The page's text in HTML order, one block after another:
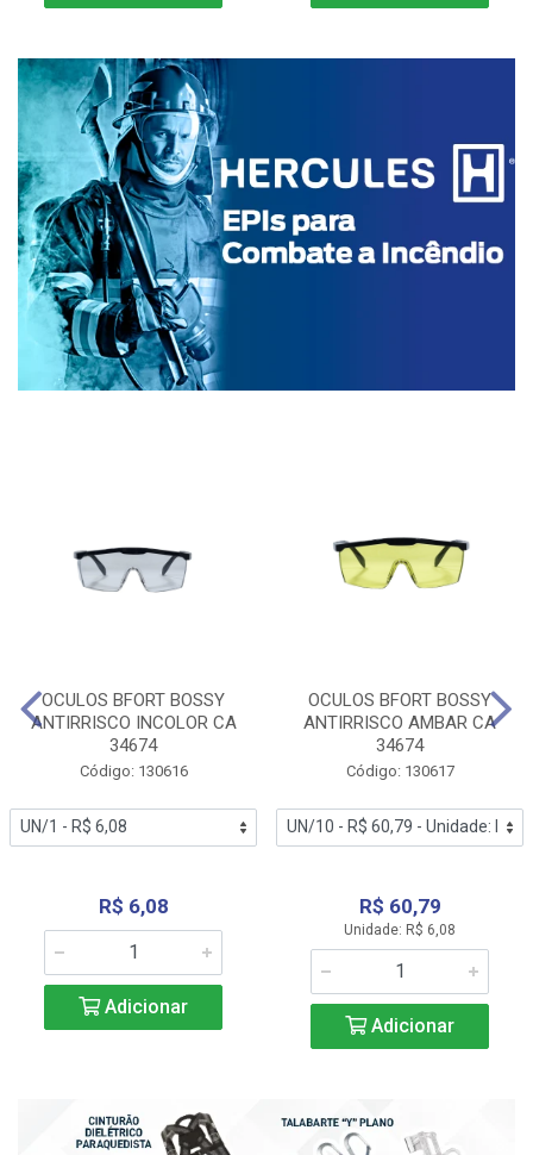
OCULOS BFORT BOSSY
ANTIRRISCO INCOLOR CA
34674
Código: 130616
R$ 6,08
Adicionar
OCULOS BFORT BOSSY
ANTIRRISCO AMBAR CA
34674
Código: 130617
R$ 60,79
Unidade: R$ 6,08
Adicionar